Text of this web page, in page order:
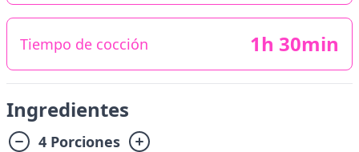
Tiempo de cocción 1h 30min
Ingredientes
4 Porciones